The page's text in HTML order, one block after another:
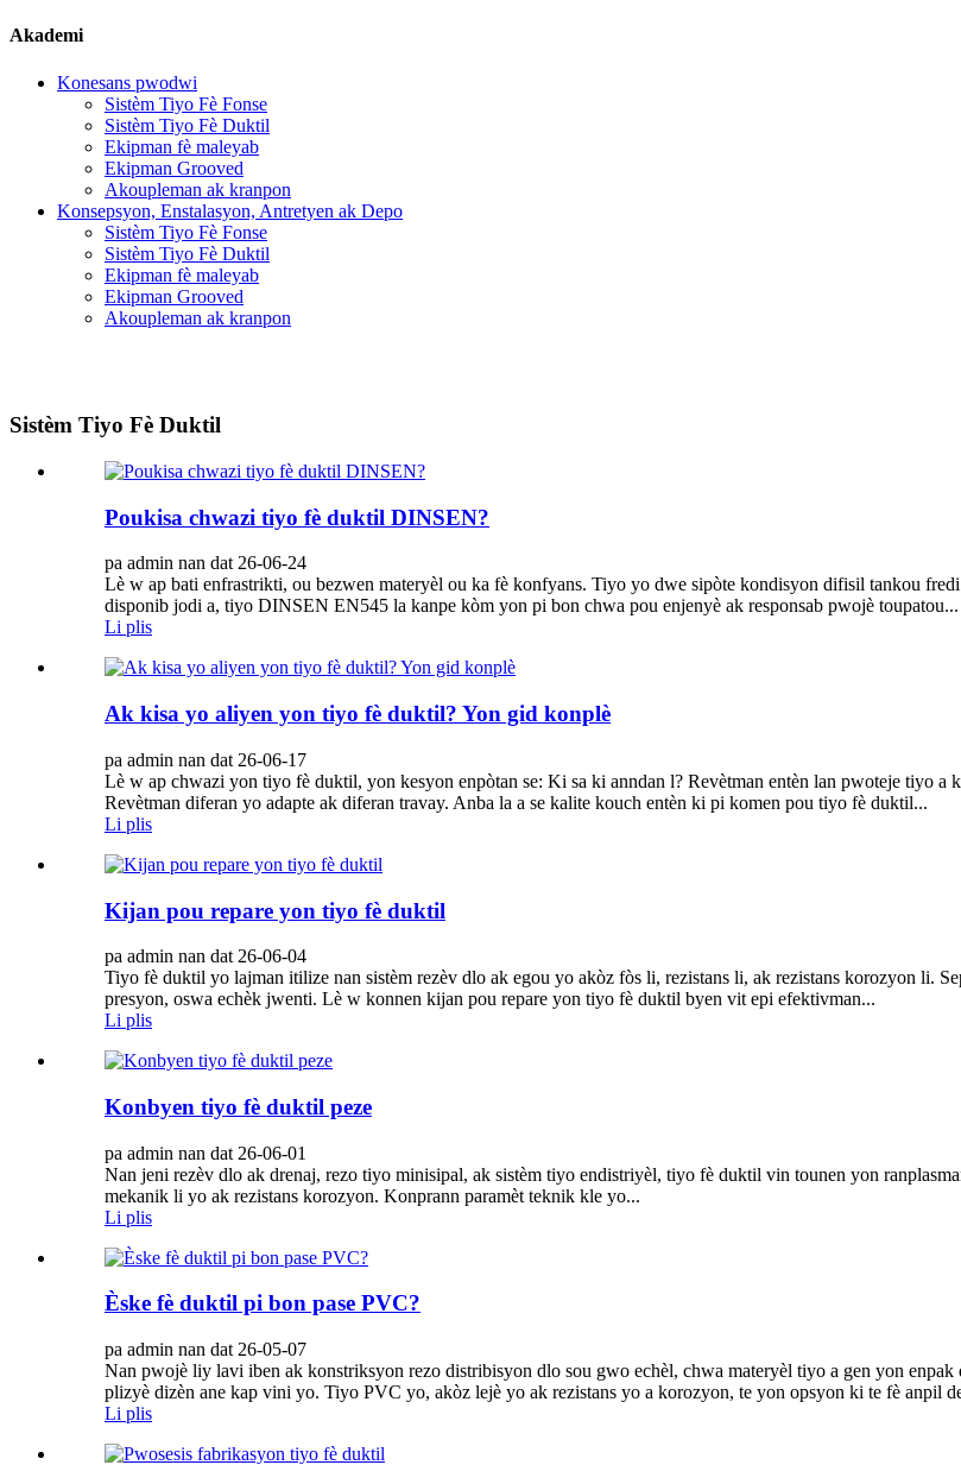
Akademi
Konesans pwodwi
Sistèm Tiyo Fè Fonse
Sistèm Tiyo Fè Duktil
Ekipman fè maleyab
Ekipman Grooved
Akoupleman ak kranpon
Konsepsyon, Enstalasyon, Antretyen ak Depo
Sistèm Tiyo Fè Fonse
Sistèm Tiyo Fè Duktil
Ekipman fè maleyab
Ekipman Grooved
Akoupleman ak kranpon
Sistèm Tiyo Fè Duktil
Poukisa chwazi tiyo fè duktil DINSEN?
pa admin nan dat 26-06-24
Lè w ap bati enfrastrikti, ou bezwen materyèl ou ka fè konfyans. Tiyo yo dwe sipòte kondisyon difisil tankou
disponib jodi a, tiyo DINSEN EN545 la kanpe kòm yon pi bon chwa pou enjenyè ak responsab pwojè toupatou...
Li plis
Ak kisa yo aliyen yon tiyo fè duktil? Yon gid konplè
pa admin nan dat 26-06-17
Lè w ap chwazi yon tiyo fè duktil, yon kesyon enpòtan se: Ki sa ki anndan l? Revètman entèn lan pwoteje tiyo
Revètman diferan yo adapte ak diferan travay. Anba la a se kalite kouch entèn ki pi komen pou tiyo fè duktil...
Li plis
Kijan pou repare yon tiyo fè duktil
pa admin nan dat 26-06-04
Tiyo fè duktil yo lajman itilize nan sistèm rezèv dlo ak egou yo akòz fòs li, rezistans li, ak rezistans korozyon li.
presyon, oswa echèk jwenti. Lè w konnen kijan pou repare yon tiyo fè duktil byen vit epi efektivman...
Li plis
Konbyen tiyo fè duktil peze
pa admin nan dat 26-06-01
Nan jeni rezèv dlo ak drenaj, rezo tiyo minisipal, ak sistèm tiyo endistriyèl, tiyo fè duktil vin tounen yon
mekanik li yo ak rezistans korozyon. Konprann paramèt teknik kle yo...
Li plis
Èske fè duktil pi bon pase PVC?
pa admin nan dat 26-05-07
Nan pwojè liy lavi iben ak konstriksyon rezo distribisyon dlo sou gwo echèl, chwa materyèl tiyo a gen yon
plizyè dizèn ane kap vini yo. Tiyo PVC yo, akòz lejè yo ak rezistans yo a korozyon, te yon opsyon ki te fè anpil
Li plis